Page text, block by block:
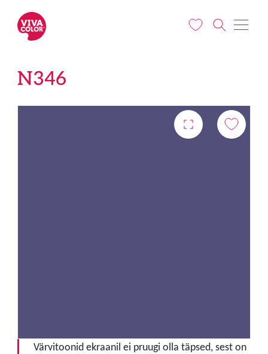
N346
Värvitoonid ekraanil ei pruugi olla täpsed, sest on